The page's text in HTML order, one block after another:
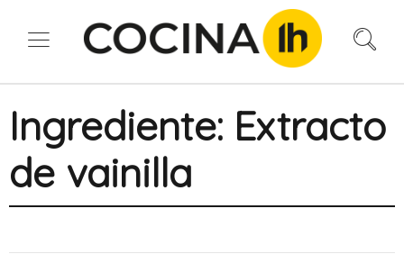
Ingrediente: Extracto
de vainilla